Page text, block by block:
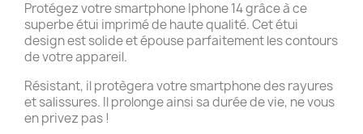
Protégez votre smartphone Iphone 14 grâce à ce
superbe étui imprimé de haute qualité. Cet étui
design est solide et épouse parfaitement les contours
de votre appareil.
Résistant, il protègera votre smartphone des rayures
et salissures. Il prolonge ainsi sa durée de vie, ne vous
en privez pas !